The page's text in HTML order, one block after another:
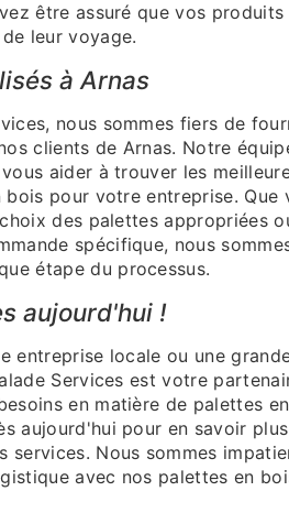
être assuré que vos
leur voyage.
à Arnas
nous sommes fiers de
clients de Arnas. Notre
aider à trouver les
pour votre entreprise. Que
des palettes appropriées
spécifique, nous
étape du processus.
aujourd'hui !
entreprise locale ou une
Services est votre
en matière de palettes
aujourd'hui pour en savoir
services. Nous sommes
avec nos palettes en